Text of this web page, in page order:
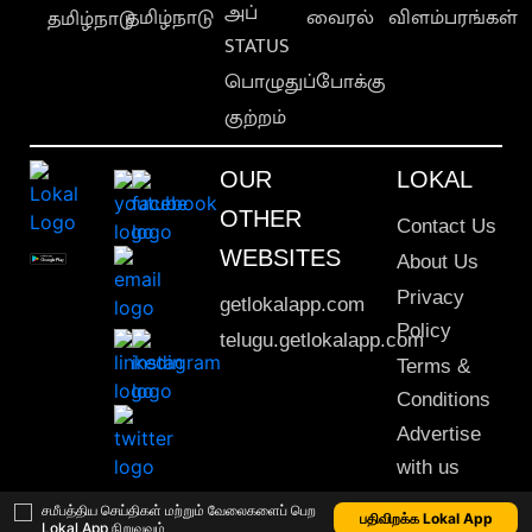
சமீபத்திய செய்திகள் மற்றும் வேலைகளைப் பெற
Lokal App நிறுவவும்
பதிவிறக்க Lokal App
தமிழ்நாடுதமிழ்நாடு அப்
STATUS
பொழுதுப்போக்கு
குற்றம்
வைரல் விளம்பரங்கள்
OUR
OTHER
WEBSITES
getlokalapp.com
telugu.getlokalapp.com
LOKAL
Contact Us
About Us
Privacy
Policy
Terms &
Conditions
Advertise
with us
Sitemap
This material may not be published, transmitted, rewritten or redistributed. © 2020 Lokal App. All rights reserved.